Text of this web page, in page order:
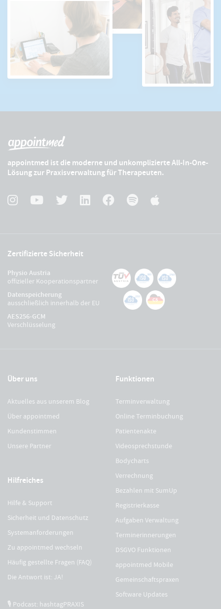
appointmed ist die moderne und unkomplizierte All-In-One-
Lösung zur Praxisverwaltung für Therapeuten.
Zertifizierte Sicherheit
Physio Austria
offizieller Kooperationspartner
Datenspeicherung
ausschließlich innerhalb der EU
AES256-GCM
Verschlüsselung
Über uns
Aktuelles aus unserem Blog
Über appointmed
Kundenstimmen
Unsere Partner
Hilfreiches
Hilfe & Support
Sicherheit und Datenschutz
Systemanforderungen
Zu appointmed wechseln
Häufig gestellte Fragen (FAQ)
Die Antwort ist: JA!
🎙 Podcast: hashtagPRAXIS
Funktionen
Terminverwaltung
Online Terminbuchung
Patientenakte
Videosprechstunde
Bodycharts
Verrechnung
Bezahlen mit SumUp
Registrierkasse
Aufgaben Verwaltung
Terminerinnerungen
DSGVO Funktionen
appointmed Mobile
Gemeinschaftspraxen
Software Updates